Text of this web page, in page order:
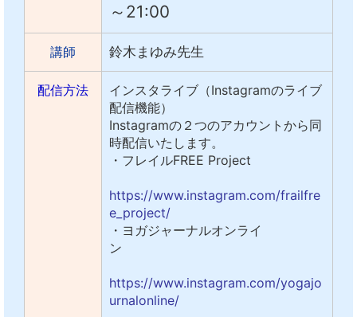
～21:00
講師 鈴木まゆみ先生
配信方法
インスタライブ（Instagramのライブ
配信機能）
Instagramの２つのアカウントから同
時配信いたします。
・フレイルFREE Project
https://www.instagram.com/frailfre
e_project/
・ヨガジャーナルオンライ
ン
https://www.instagram.com/yogajo
urnalonline/